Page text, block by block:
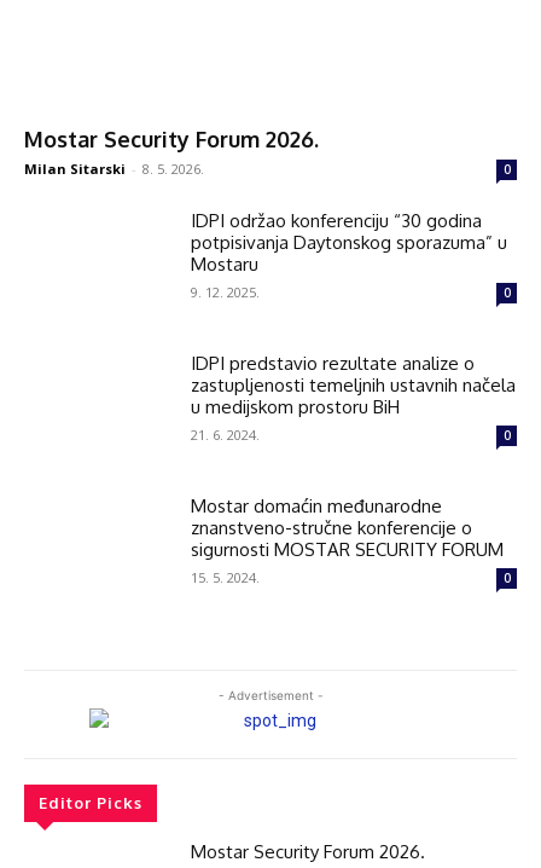
Mostar Security Forum 2026.
Milan Sitarski - 8. 5. 2026. 0
IDPI održao konferenciju “30 godina
potpisivanja Daytonskog sporazuma” u
Mostaru
9. 12. 2025. 0
IDPI predstavio rezultate analize o
zastupljenosti temeljnih ustavnih načela
u medijskom prostoru BiH
21. 6. 2024. 0
Mostar domaćin međunarodne
znanstveno-stručne konferencije o
sigurnosti MOSTAR SECURITY FORUM
15. 5. 2024. 0
- Advertisement -
Editor Picks
Mostar Security Forum 2026.